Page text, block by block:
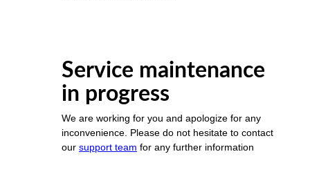
Service maintenance
in progress
We are working for you and apologize for any
inconvenience. Please do not hesitate to contact
our support team for any further information